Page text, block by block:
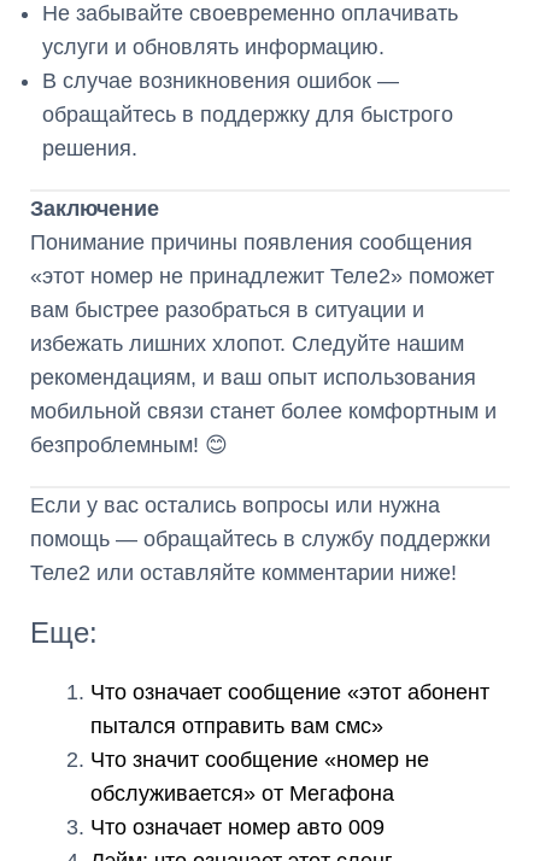
Не забывайте своевременно оплачивать
услуги и обновлять информацию.
В случае возникновения ошибок —
обращайтесь в поддержку для быстрого
решения.
Заключение
Понимание причины появления сообщения
«этот номер не принадлежит Теле2» поможет
вам быстрее разобраться в ситуации и
избежать лишних хлопот. Следуйте нашим
рекомендациям, и ваш опыт использования
мобильной связи станет более комфортным и
безпроблемным! 😊
Если у вас остались вопросы или нужна
помощь — обращайтесь в службу поддержки
Теле2 или оставляйте комментарии ниже!
Еще:
Что означает сообщение «этот абонент
пытался отправить вам смс»
Что значит сообщение «номер не
обслуживается» от Мегафона
Что означает номер авто 009